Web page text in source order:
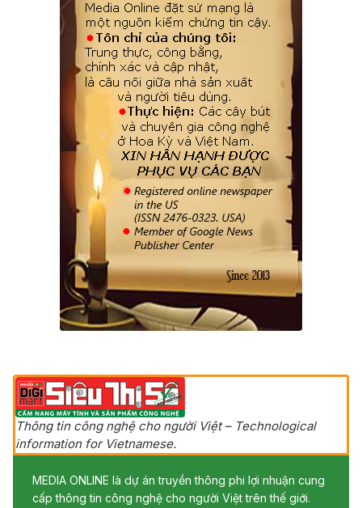
Thông tin công nghệ cho người Việt – Technological
information for Vietnamese.
MEDIA ONLINE là dự án truyền thông phi lợi nhuận cung
cấp thông tin công nghệ cho người Việt trên thế giới.